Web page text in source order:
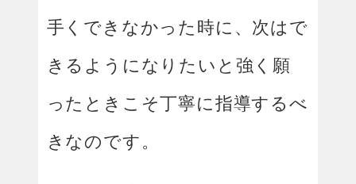
手くできなかった時に、次はで
きるようになりたいと強く願
ったときこそ丁寧に指導するべ
きなのです。